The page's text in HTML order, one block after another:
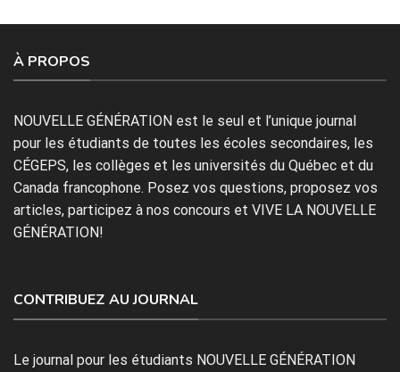
À PROPOS
NOUVELLE GÉNÉRATION est le seul et l’unique journal
pour les étudiants de toutes les écoles secondaires, les
CÉGEPS, les collèges et les universités du Québec et du
Canada francophone. Posez vos questions, proposez vos
articles, participez à nos concours et VIVE LA NOUVELLE
GÉNÉRATION!
CONTRIBUEZ AU JOURNAL
Le journal pour les étudiants NOUVELLE GÉNÉRATION